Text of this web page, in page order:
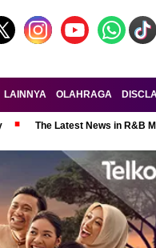
LAINNYA OLAHRAGA
The Latest News in R&B